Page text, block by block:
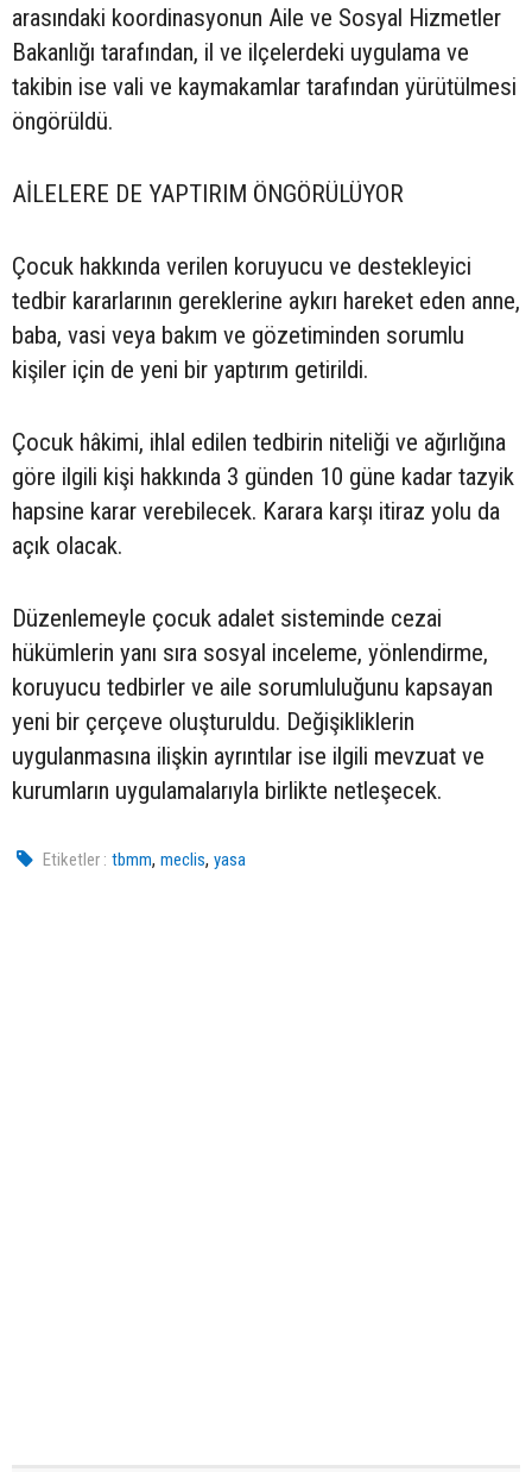
arasındaki koordinasyonun Aile ve Sosyal Hizmetler
Bakanlığı tarafından, il ve ilçelerdeki uygulama ve
takibin ise vali ve kaymakamlar tarafından yürütülmesi
öngörüldü.
AİLELERE DE YAPTIRIM ÖNGÖRÜLÜYOR
Çocuk hakkında verilen koruyucu ve destekleyici
tedbir kararlarının gereklerine aykırı hareket eden anne,
baba, vasi veya bakım ve gözetiminden sorumlu
kişiler için de yeni bir yaptırım getirildi.
Çocuk hâkimi, ihlal edilen tedbirin niteliği ve ağırlığına
göre ilgili kişi hakkında 3 günden 10 güne kadar tazyik
hapsine karar verebilecek. Karara karşı itiraz yolu da
açık olacak.
Düzenlemeyle çocuk adalet sisteminde cezai
hükümlerin yanı sıra sosyal inceleme, yönlendirme,
koruyucu tedbirler ve aile sorumluluğunu kapsayan
yeni bir çerçeve oluşturuldu. Değişikliklerin
uygulanmasına ilişkin ayrıntılar ise ilgili mevzuat ve
kurumların uygulamalarıyla birlikte netleşecek.
Etiketler : tbmm,meclis,yasa